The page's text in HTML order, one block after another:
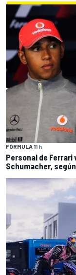
FÓRMULA 11 h
Personal de
Schumacher,